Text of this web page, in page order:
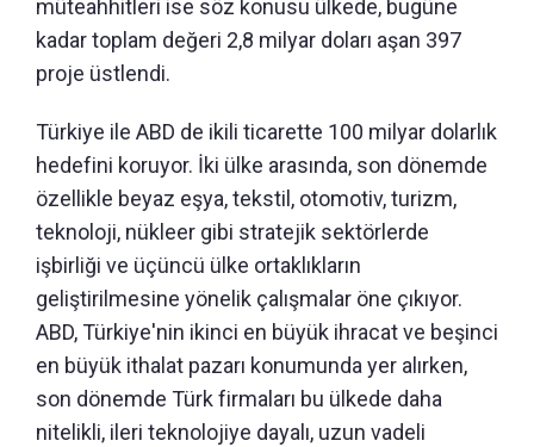
müteahhitleri ise söz konusu ülkede, bugüne
kadar toplam değeri 2,8 milyar doları aşan 397
proje üstlendi.
Türkiye ile ABD de ikili ticarette 100 milyar dolarlık
hedefini koruyor. İki ülke arasında, son dönemde
özellikle beyaz eşya, tekstil, otomotiv, turizm,
teknoloji, nükleer gibi stratejik sektörlerde
işbirliği ve üçüncü ülke ortaklıkların
geliştirilmesine yönelik çalışmalar öne çıkıyor.
ABD, Türkiye'nin ikinci en büyük ihracat ve beşinci
en büyük ithalat pazarı konumunda yer alırken,
son dönemde Türk firmaları bu ülkede daha
nitelikli, ileri teknolojiye dayalı, uzun vadeli